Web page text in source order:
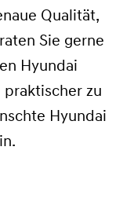
Qualität,
Sie gerne
Hyundai
zu
Hyundai